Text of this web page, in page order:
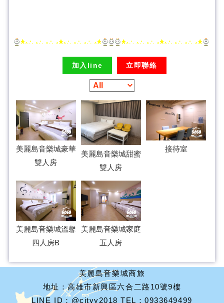
加入line 立即聯絡
美麗島音樂城豪華
雙人房
美麗島音樂城甜蜜
雙人房
接待室
美麗島音樂城溫馨
四人房B
美麗島音樂城家庭
五人房
美麗島音樂城商旅
地址：高雄市新興區六合二路10號9樓
LINE ID：@cityy2018 TEL：0933649499